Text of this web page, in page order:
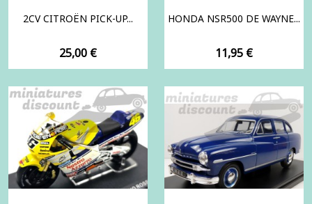
2CV CITROËN PICK-UP...
Prix
25,00 €
HONDA NSR500 DE WAYNE...
Prix
11,95 €